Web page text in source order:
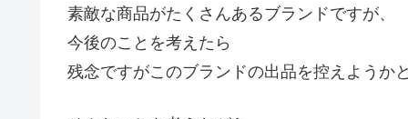
素敵な商品がたくさんあるブランドですが、
今後のことを考えたら
残念ですがこのブランドの出品を控えようか